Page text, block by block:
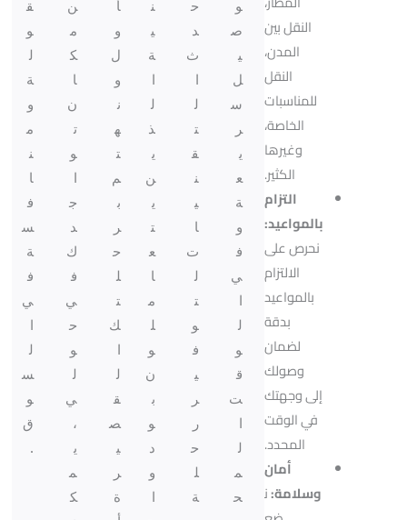
النقل بين
المدن،
النقل
للمناسبات
الخاصة،
وغيرها
الكثير.
التزام
بالمواعيد:
نحرص على
الالتزام
بالمواعيد
بدقة
لضمان
وصولك
إلى وجهتك
في الوقت
المحدد.
أمان
وسلامة:ن
و
ص
ي
ل
س
ر
ي
ع
ة
و
ف
ي
ل
و
ق
ت
ل
م
ح
ح
د
ث
ل
ت
ق
ن
ي
ا
ت
ل
ت
و
ف
ي
ر
ر
ح
ل
ة
ن
ي
ة
ل
ذ
ي
ن
ي
ت
ع
ا
م
ل
و
ن
ب
و
د
و
أ
و
ل
و
ن
ه
ت
م
ب
ر
ح
ل
ت
ك
ل
ق
ص
ي
ر
ة
ن
م
ك
ا
ن
ت
و
ج
د
ك
ف
ي
ح
و
ل
ي
،
ي
م
ك
ق
و
ل
ة
و
م
ن
ا
ف
س
ة
ف
ي
ل
س
و
ق
.